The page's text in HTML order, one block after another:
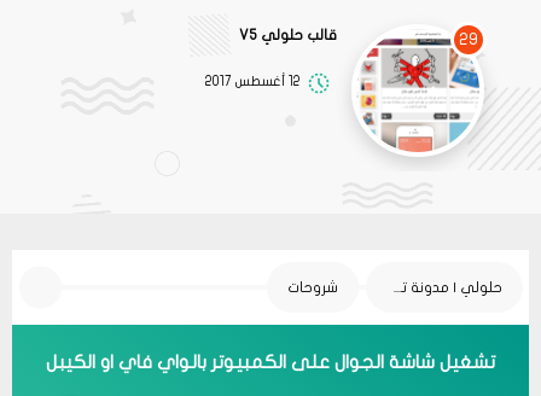
29 قالب حلولي V5
12 أغسطس 2017
حلولي | مدونة تقنية شروحات
تشغيل شاشة الجوال على الكمبيوتر بالواي فاي او الكيبل